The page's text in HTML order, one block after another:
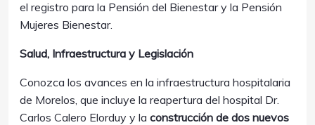
el registro para la Pensión del Bienestar y la Pensión
Mujeres Bienestar.
Salud, Infraestructura y Legislación
Conozca los avances en la infraestructura hospitalaria
de Morelos, que incluye la reapertura del hospital Dr.
Carlos Calero Elorduy y la construcción de dos nuevos